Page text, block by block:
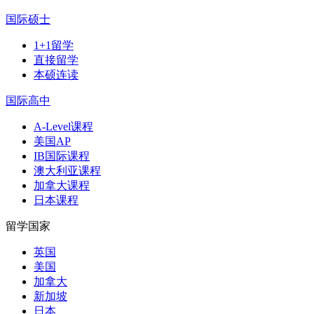
国际硕士
1+1留学
直接留学
本硕连读
国际高中
A-Level课程
美国AP
IB国际课程
澳大利亚课程
加拿大课程
日本课程
留学国家
英国
美国
加拿大
新加坡
日本